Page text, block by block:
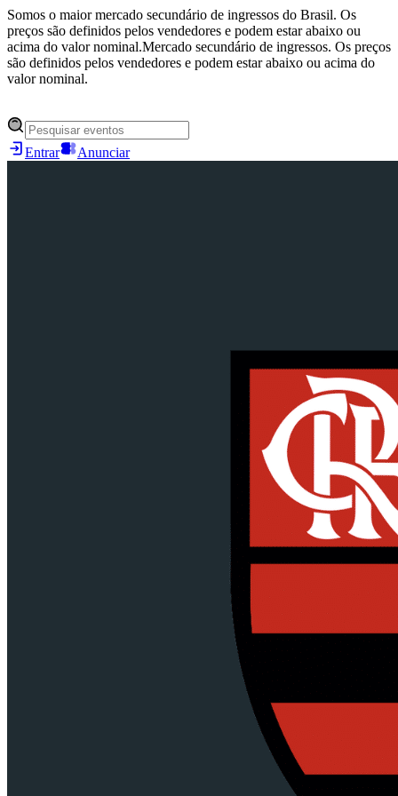
Somos o maior mercado secundário de ingressos do Brasil. Os
preços são definidos pelos vendedores e podem estar abaixo ou
acima do valor nominal.Mercado secundário de ingressos. Os preços
são definidos pelos vendedores e podem estar abaixo ou acima do
valor nominal.
Entrar Anunciar